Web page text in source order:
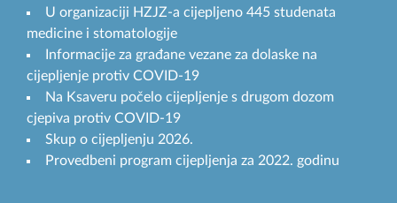
U organizaciji HZJZ-a cijepljeno 445 studenata
medicine i stomatologije
Informacije za građane vezane za dolaske na
cijepljenje protiv COVID-19
Na Ksaveru počelo cijepljenje s drugom dozom
cjepiva protiv COVID-19
Skup o cijepljenju 2026.
Provedbeni program cijepljenja za 2022. godinu